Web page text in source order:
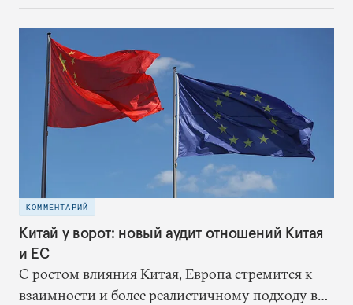
анализа этих рисков.
КОММЕНТАРИЙ
Китай у ворот: новый аудит отношений Китая
и ЕС
С ростом влияния Китая, Европа стремится к
взаимности и более реалистичному подходу в